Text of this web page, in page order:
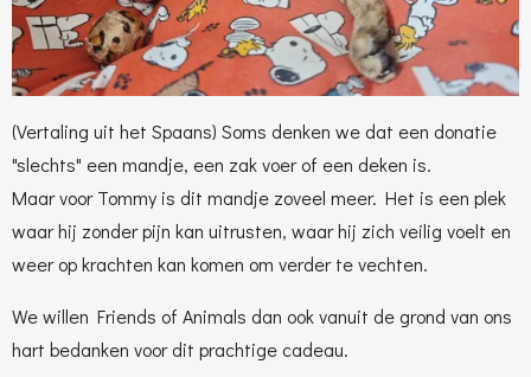
(Vertaling uit het Spaans) Soms denken we dat een donatie
"slechts" een mandje, een zak voer of een deken is.
Maar voor Tommy is dit mandje zoveel meer. Het is een plek
waar hij zonder pijn kan uitrusten, waar hij zich veilig voelt en
weer op krachten kan komen om verder te vechten.
We willen Friends of Animals dan ook vanuit de grond van ons
hart bedanken voor dit prachtige cadeau.